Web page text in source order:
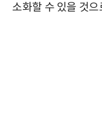
소화할 수 있을 것으